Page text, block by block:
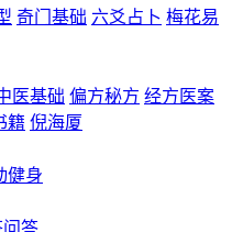
奇门基础 六爻占卜 梅花易
医基础 偏方秘方 经方医案
籍 倪海厦
健身
问答